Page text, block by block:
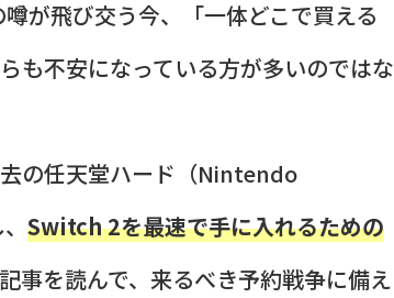
噂が飛び交う今、「一体どこで買える
も不安になっている方が多いのではな
の任天堂ハード（Nintendo
Switch 2を最速で手に入れるための
事を読んで、来るべき予約戦争に備え